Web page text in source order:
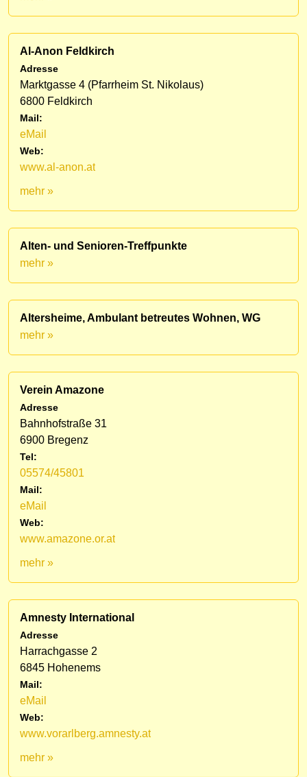
Al-Anon Feldkirch
Adresse
Marktgasse 4 (Pfarrheim St. Nikolaus)
6800 Feldkirch
Mail:
eMail
Web:
www.al-anon.at
mehr »
Alten- und Senioren-Treffpunkte
mehr »
Altersheime, Ambulant betreutes Wohnen, WG
mehr »
Verein Amazone
Adresse
Bahnhofstraße 31
6900 Bregenz
Tel:
05574/45801
Mail:
eMail
Web:
www.amazone.or.at
mehr »
Amnesty International
Adresse
Harrachgasse 2
6845 Hohenems
Mail:
eMail
Web:
www.vorarlberg.amnesty.at
mehr »